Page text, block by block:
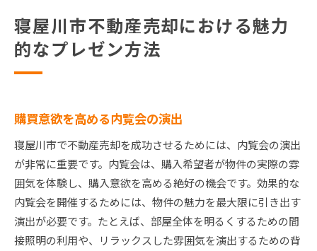
寝屋川市不動産売却における魅力
的なプレゼン方法
購買意欲を高める内覧会の演出
寝屋川市で不動産売却を成功させるためには、内覧会の演出
が非常に重要です。内覧会は、購入希望者が物件の実際の雰
囲気を体験し、購入意欲を高める絶好の機会です。効果的な
内覧会を開催するためには、物件の魅力を最大限に引き出す
演出が必要です。たとえば、部屋全体を明るくするための間
接照明の利用や、リラックスした雰囲気を演出するための背